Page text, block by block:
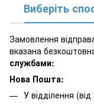
Виберіть
Замовлення
вказана
службами:
Нова Пошта:
У відділення